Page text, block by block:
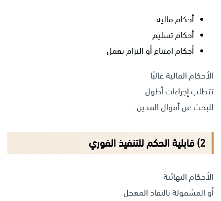
أحكام مالية
أحكام تسليم
أحكام امتناع أو التزام بعمل
الأحكام المالية غالبًا
تتطلب إجراءات أطول
للبحث عن أموال المدين.
2) قابلية الحكم للتنفيذ الفوري
الأحكام النهائية
أو المشمولة بالنفاذ المعجل